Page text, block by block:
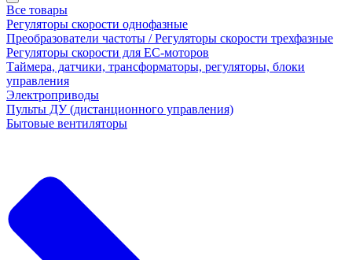
Все товары
Регуляторы скорости однофазные
Преобразователи частоты / Регуляторы скорости трехфазные
Регуляторы скорости для ЕС-моторов
Таймера, датчики, трансформаторы, регуляторы, блоки
управления
Электроприводы
Пульты ДУ (дистанционного управления)
Бытовые вентиляторы